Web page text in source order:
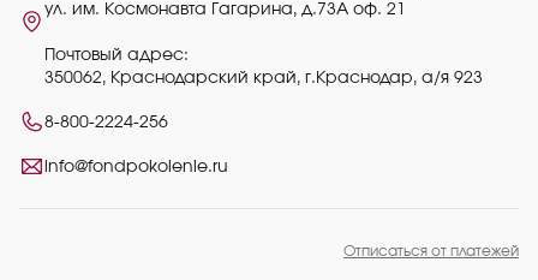
ул. им. Космонавта Гагарина, д.73А оф. 21
Почтовый адрес:
350062, Краснодарский край, г.Краснодар, а/я 923
8-800-2224-256
info@fondpokolenie.ru
Отписаться от платежей